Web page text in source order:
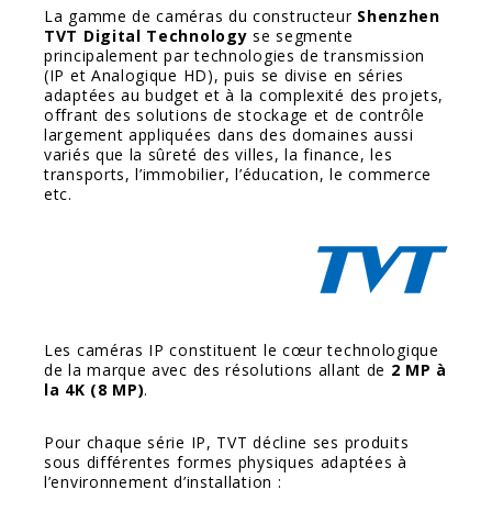
La gamme de caméras du constructeur Shenzhen
TVT Digital Technology se segmente
principalement par technologies de transmission
(IP et Analogique HD), puis se divise en séries
adaptées au budget et à la complexité des projets,
offrant des solutions de stockage et de contrôle
largement appliquées dans des domaines aussi
variés que la sûreté des villes, la finance, les
transports, l’immobilier, l’éducation, le commerce
etc.
Les caméras IP constituent le cœur technologique
de la marque avec des résolutions allant de 2 MP à
la 4K (8 MP).
Pour chaque série IP, TVT décline ses produits
sous différentes formes physiques adaptées à
l’environnement d’installation :